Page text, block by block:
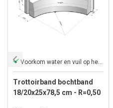
Voorkom water en vuil op het trottoir
Trottoirband bochtband
18/20x25x78,5 cm - R=0,50